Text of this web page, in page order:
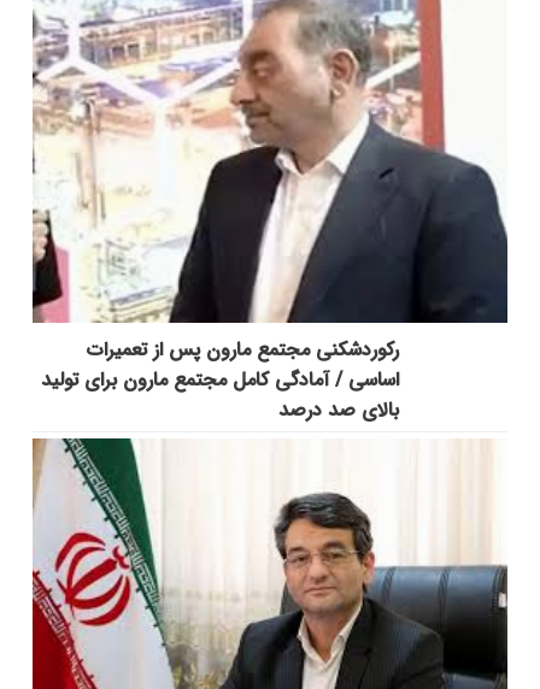
رکوردشکنی مجتمع مارون پس از تعمیرات
اساسی / آمادگی کامل مجتمع مارون برای تولید
بالای صد درصد